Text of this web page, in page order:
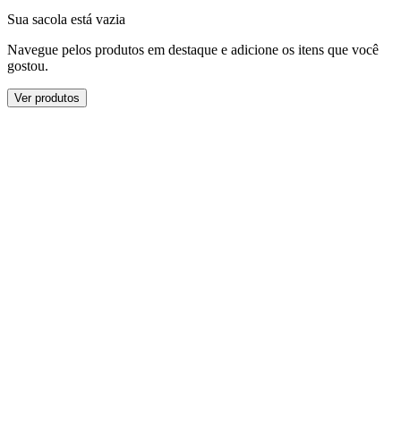
Sua sacola está vazia
Navegue pelos produtos em destaque e adicione os itens que você
gostou.
Ver produtos